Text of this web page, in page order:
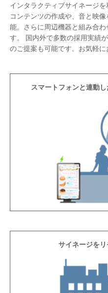
インタラクティブサイネージ
コンテンツの作成や、音と映
能。さらに周辺機器と組み合
す。 国内外で多数の採用実績
のご提案も可能です。お気軽に
スマートフォンと連動
サイネージを